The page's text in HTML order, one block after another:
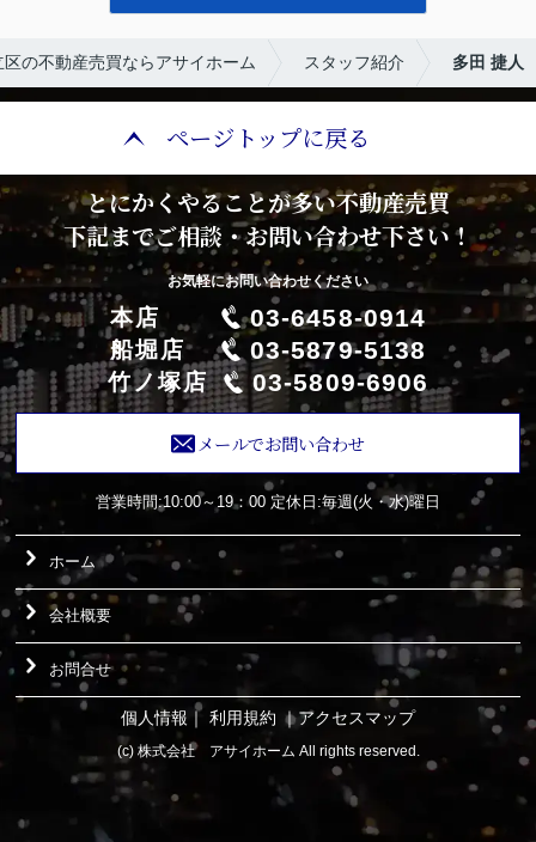
の不動産売買ならアサイホーム スタッフ紹介 多田 捷人
ページトップに戻る
とにかくやることが多い不動産売買
下記までご相談・お問い合わせ下さい！
お気軽にお問い合わせください
本店 03-6458-0914
船堀店 03-5879-5138
竹ノ塚店 03-5809-6906
メールでお問い合わせ
営業時間:10:00～19：00 定休日:毎週(火・水)曜日
ホーム
会社概要
お問合せ
個人情報 ｜ 利用規約 ｜アクセスマップ
(c) 株式会社 アサイホーム All rights reserved.